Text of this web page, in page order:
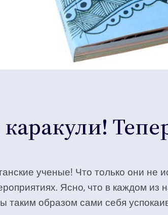
ученые! Что только они не
Ясно, что в каждом из
таким образом сами себя